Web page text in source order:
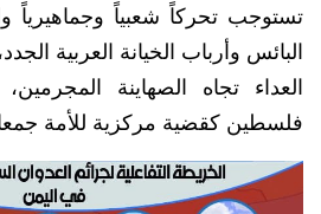
تستوجب تحركاً شعبياً وجماهيرياً
البائس وأرباب الخيانة العربية
العداء تجاه الصهاينة
فلسطين كقضية مركزية للأمة